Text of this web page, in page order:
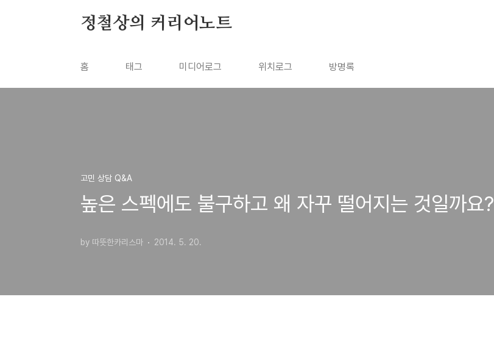
정철상의 커리어노트
홈 태그 미디어로그 위치로그 방명록
고민 상담 Q&A
높은 스펙에도 불구하고 왜 자꾸 떨어지는 것일까요?
by 따뜻한카리스마 2014. 5. 20.